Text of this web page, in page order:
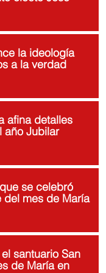
la ideología
a la verdad
afina detalles
año Jubilar
se celebró
del mes de María
santuario San
de María en